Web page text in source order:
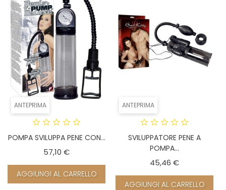
ANTEPRIMA
POMPA SVILUPPA PENE CON...
57,10 €Prezzo
AGGIUNGI AL CARRELLO
ANTEPRIMA
SVILUPPATORE PENE A
POMPA...
45,46 €Prezzo
AGGIUNGI AL CARRELLO